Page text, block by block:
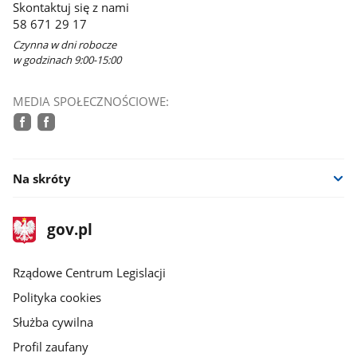
nowym
Skontaktuj się z nami
58 671 29 17
Czynna w dni robocze
w godzinach 9:00-15:00
MEDIA SPOŁECZNOŚCIOWE:
Na skróty
stopka
gov.plStrona
gov.pl
Rządowe Centrum Legislacji
Polityka cookies
Służba cywilna
Profil zaufany